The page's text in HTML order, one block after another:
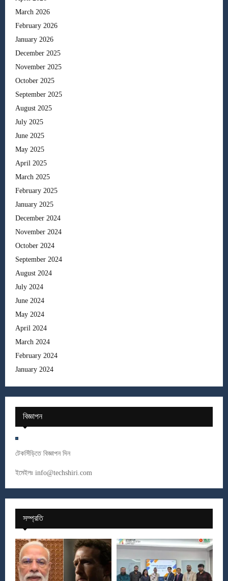
March 2026
February 2026
January 2026
December 2025
November 2025
October 2025
September 2025
August 2025
July 2025
June 2025
May 2025
April 2025
March 2025
February 2025
January 2025
December 2024
November 2024
October 2024
September 2024
August 2024
July 2024
June 2024
May 2024
April 2024
March 2024
February 2024
January 2024
বিজ্ঞাপন
টেকসিঁড়িতে বিজ্ঞাপন দিন
ইমেইলঃ info@techshiri.com
সম্প্রতি